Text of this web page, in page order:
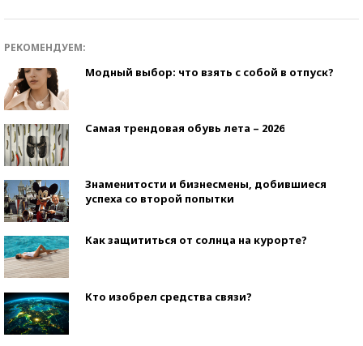
РЕКОМЕНДУЕМ:
Модный выбор: что взять с собой в отпуск?
Самая трендовая обувь лета – 2026
Знаменитости и бизнесмены, добившиеся
успеха со второй попытки
Как защититься от солнца на курорте?
Кто изобрел средства связи?